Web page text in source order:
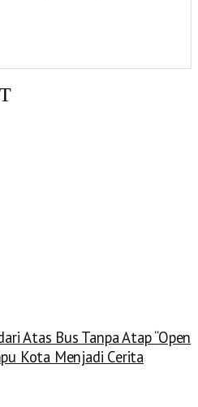
Atas Bus Tanpa Atap “Open
Kota Menjadi Cerita